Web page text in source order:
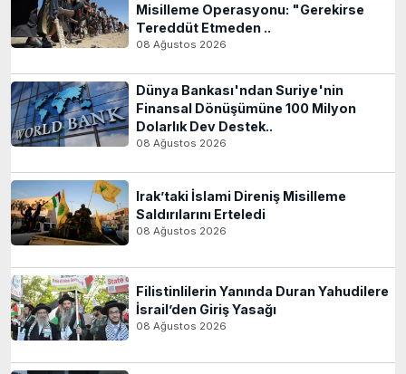
Misilleme Operasyonu: "Gerekirse
Tereddüt Etmeden ..
08 Ağustos 2026
Dünya Bankası'ndan Suriye'nin
Finansal Dönüşümüne 100 Milyon
Dolarlık Dev Destek..
08 Ağustos 2026
Irak’taki İslami Direniş Misilleme
Saldırılarını Erteledi
08 Ağustos 2026
Filistinlilerin Yanında Duran Yahudilere
İsrail’den Giriş Yasağı
08 Ağustos 2026